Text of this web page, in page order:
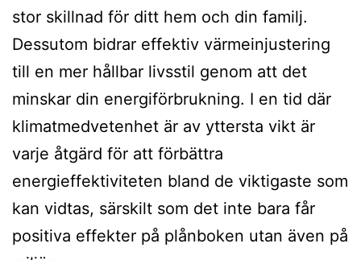
stor skillnad för ditt hem och din familj.
Dessutom bidrar effektiv värmeinjustering
till en mer hållbar livsstil genom att det
minskar din energiförbrukning. I en tid där
klimatmedvetenhet är av yttersta vikt är
varje åtgärd för att förbättra
energieffektiviteten bland de viktigaste som
kan vidtas, särskilt som det inte bara får
positiva effekter på plånboken utan även på